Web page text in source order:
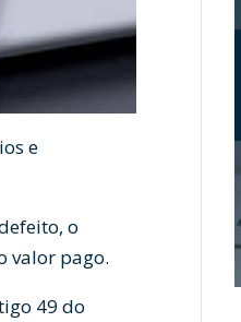
e
o
valor pago.
49 do